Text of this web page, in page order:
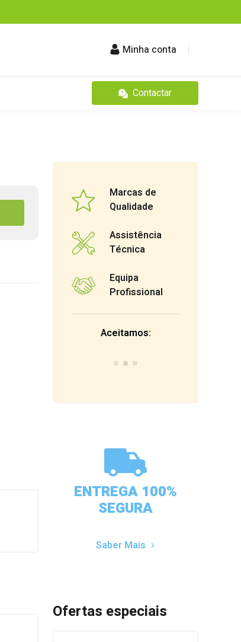
Minha conta
Contactar
Marcas de
Qualidade
Assistência
Técnica
Equipa
Profissional
Aceitamos:
ENTREGA 100%
SEGURA
Saber Mais
Ofertas especiais